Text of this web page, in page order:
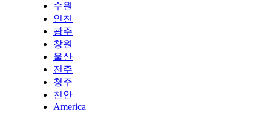
수원
인천
광주
창원
울산
전주
청주
천안
America